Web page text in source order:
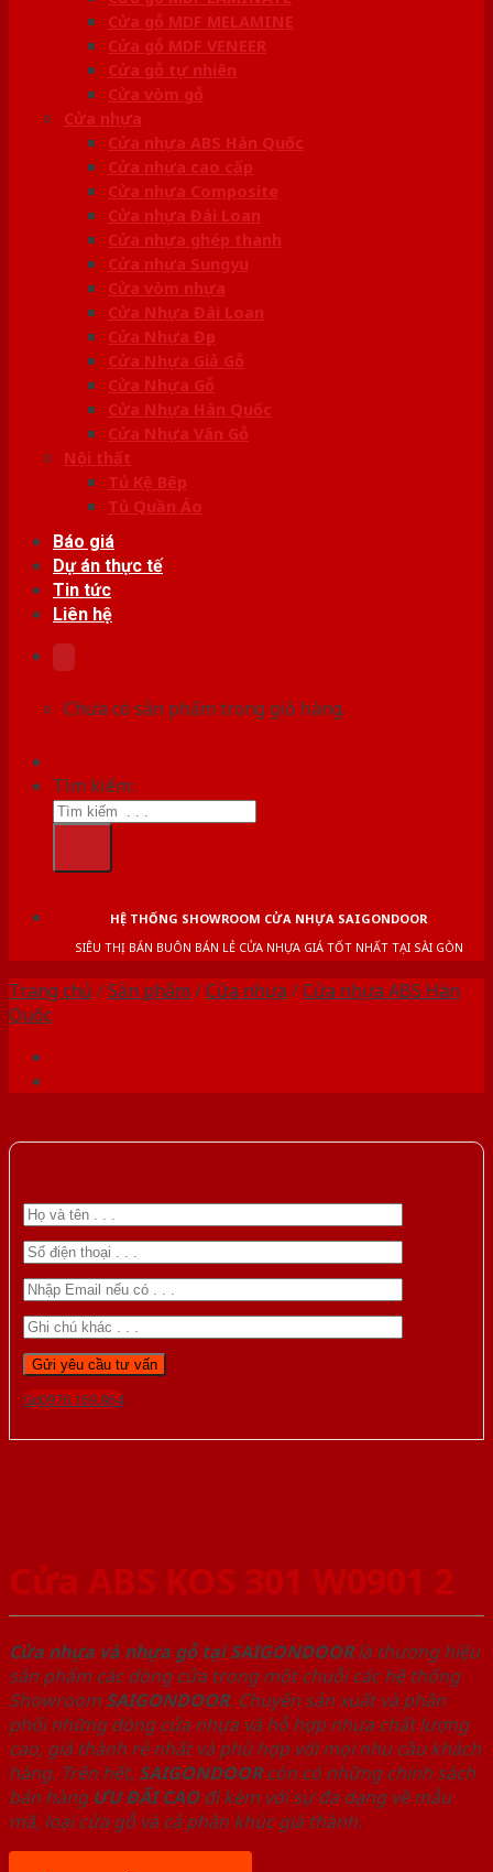
Cửa gỗ MDF MELAMINE
Cửa gỗ MDF VENEER
Cửa gỗ tự nhiên
Cửa vòm gỗ
Cửa nhựa
Cửa nhựa ABS Hàn Quốc
Cửa nhựa cao cấp
Cửa nhựa Composite
Cửa nhựa Đài Loan
Cửa nhựa ghép thanh
Cửa nhựa Sungyu
Cửa vòm nhựa
Cửa Nhựa Đài Loan
Cửa Nhựa Đẹp
Cửa Nhựa Giả Gỗ
Cửa Nhựa Gỗ
Cửa Nhựa Hàn Quốc
Cửa Nhựa Vân Gỗ
Nội thất
Tủ Kệ Bếp
Tủ Quần Áo
Báo giá
Dự án thực tế
Tin tức
Liên hệ
Chưa có sản phẩm trong giỏ hàng.
Tìm kiếm:
HỆ THỐNG SHOWROOM CỬA NHỰA SAIGONDOOR
SIÊU THỊ BÁN BUÔN BÁN LẺ CỬA NHỰA GIÁ TỐT NHẤT TẠI SÀI GÒN
Trang chủ /Sản phẩm /Cửa nhựa /Cửa nhựa ABS Hàn
Quốc
Gọi 0976.169.864
Cửa ABS KOS 301 W0901 2
Cửa nhựa và nhựa gỗ tại SAIGONDOORlà thương hiệu
sản phẩm các dòng cửa trong một chuỗi các hệ thống
Showroom SAIGONDOOR. Chuyên sản xuất và phân
phối những dòng cửa nhựa và hỗ hợp nhựa chất lượng
cao, giá thành rẻ nhất và phù hợp với mọi nhu cầu khách
hàng. Trên hết, SAIGONDOORcòn có những chính sách
bán hàng ƯU ĐÃI CAOđi kèm với sự đa dạng về mẫu
mã, loại cửa gỗ và cả phân khúc giá thành.